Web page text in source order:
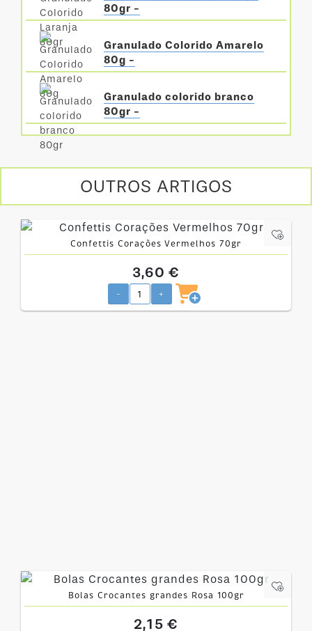
80gr -
Granulado Colorido Amarelo
80g -
Granulado colorido branco
80gr -
OUTROS ARTIGOS
Confettis Corações Vermelhos 70gr
3,60 €
- +
Bolas Crocantes grandes Rosa 100gr
2,15 €